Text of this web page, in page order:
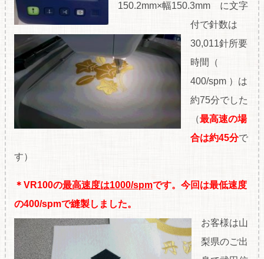
150.2mm×幅150.3mm に文字
付で針数は
30,011針所要
時間（
400/spm ）は
約75分でした
（最高速の場
合は約45分で
す）
＊VR100の最高速度は1000/spmです。 今回は最低速度
の400/spmで縫製しました。
お客様は山
梨県のご出